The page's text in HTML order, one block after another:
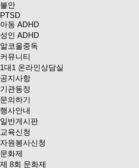
불안
PTSD
아동 ADHD
성인 ADHD
알코올중독
커뮤니티
1대1 온라인상담실
공지사항
기관동정
문의하기
행사안내
일반게시판
교육신청
자원봉사신청
문화제
제 8회 문화제